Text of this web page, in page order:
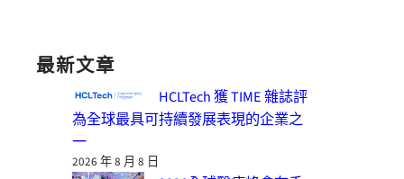
最新文章
HCLTech 獲 TIME 雜誌評
為全球最具可持續發展表現的企業之
一
2026 年 8 月 8 日